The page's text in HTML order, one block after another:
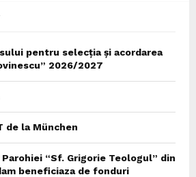
pentru selecția și acordarea
2026/2027
de la München
“Sf. Grigorie Teologul” din
beneficiaza de fonduri